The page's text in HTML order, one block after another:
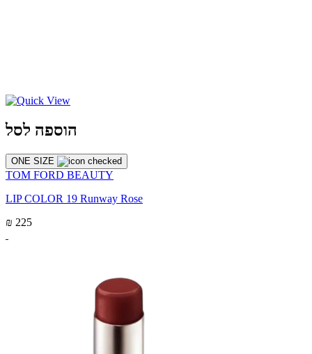
הוספה לסל
ONE SIZE
TOM FORD BEAUTY
LIP COLOR 19 Runway Rose
₪ 225